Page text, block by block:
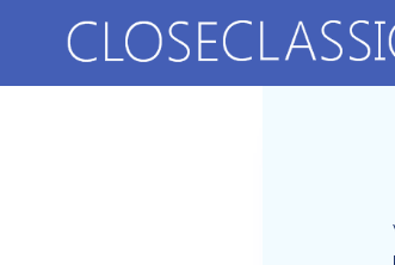
Doorgaan